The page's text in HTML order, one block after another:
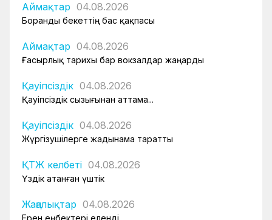
Аймақтар 04.08.2026
Боранды бекеттің бас қақпасы
Аймақтар 04.08.2026
Ғасырлық тарихы бар вокзалдар жаңарды
Қауіпсіздік 04.08.2026
Қауіпсіздік сызығынан аттама...
Қауіпсіздік 04.08.2026
Жүргізушілерге жадынама таратты
ҚТЖ келбеті 04.08.2026
Үздік атанған үштік
Жаңалықтар 04.08.2026